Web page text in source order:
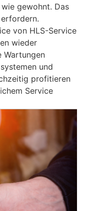
gewohnt. Das
von HLS-Service
wieder
Wartungen
und
profitieren
Service